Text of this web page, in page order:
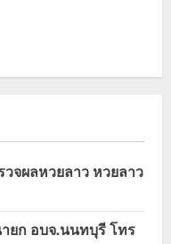
จผลหวยลาว หวยลาว
ยก อบจ.นนทบุรี โทร